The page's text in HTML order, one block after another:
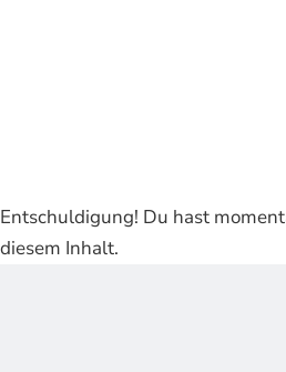
Entschuldigung! Du hast
diesem Inhalt.